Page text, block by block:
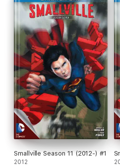
Smallville Season 11 (2012-) #1
2012